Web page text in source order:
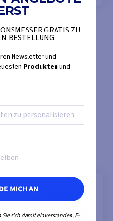
GRATIS ZU
BESTELLUNG
Newsletter und
Produktenund
MICH AN
sich damit einverstanden, E-